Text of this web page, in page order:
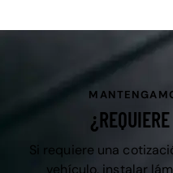
Si requiere una
vehículo, instalar